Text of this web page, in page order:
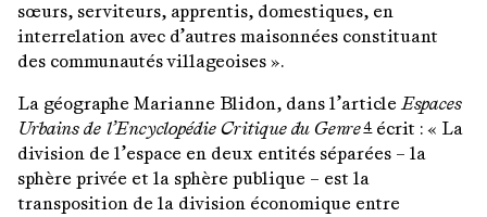
sœurs, serviteurs, apprentis, domestiques, en
interrelation avec d’autres maisonnées constituant
des communautés villageoises ».
La géographe Marianne Blidon, dans l’articleEspaces
Urbains de l’Encyclopédie Critique du Genre4écrit : « La
division de l’espace en deux entités séparées – la
sphère privée et la sphère publique – est la
transposition de la division économique entre